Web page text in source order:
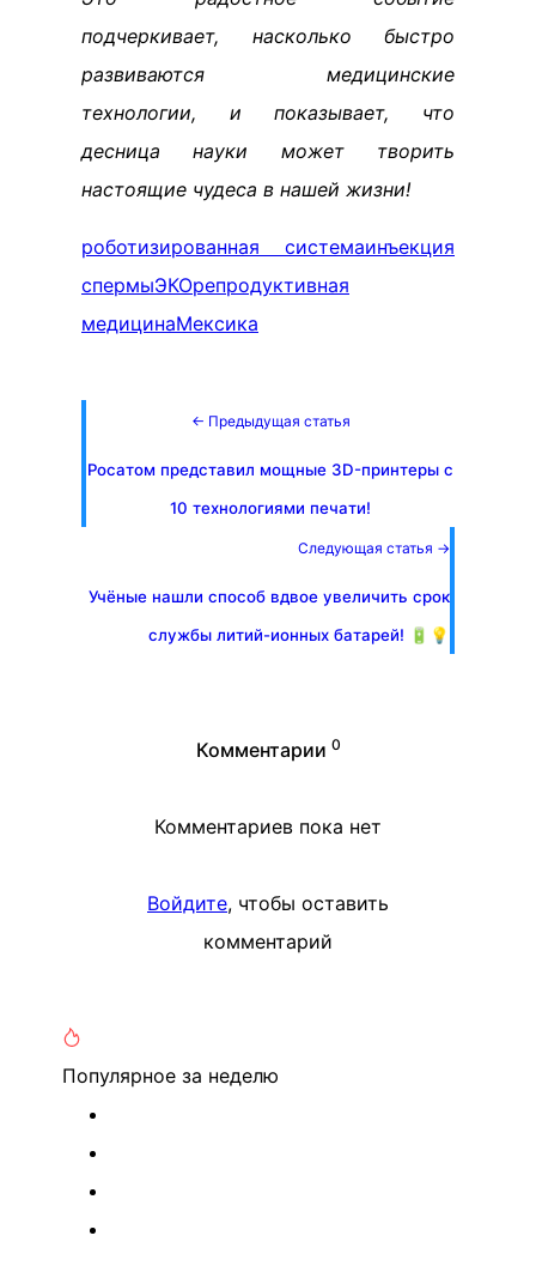
подчеркивает, насколько быстро
развиваются медицинские
технологии, и показывает, что
десница науки может творить
настоящие чудеса в нашей жизни!
роботизированная системаинъекция
спермыЭКОрепродуктивная
медицинаМексика
← Предыдущая статья
Росатом представил мощные 3D-принтеры с
10 технологиями печати!
Следующая статья →
Учёные нашли способ вдвое увеличить срок
службы литий-ионных батарей! 🔋💡
Комментарии 0
Комментариев пока нет
Войдите, чтобы оставить
комментарий
Популярное за неделю